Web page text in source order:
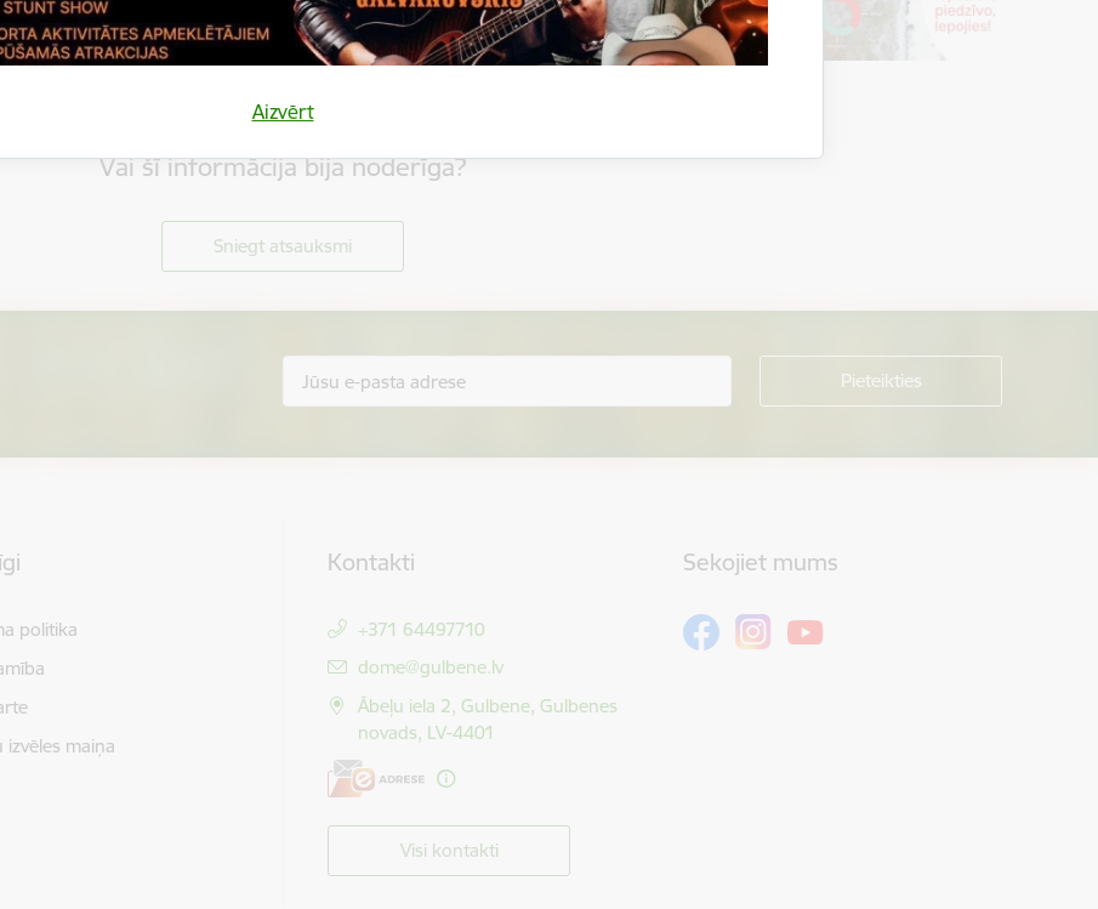
Aizvērt
Vai šī informācija bija noderīga?
Sniegt atsauksmi
politika
izvēles maiņa
Kontakti
+371 64497710
E-pasts:
dome@gulbene.lv
Ābeļu iela 2, Gulbene, Gulbenes
novads, LV-4401
Visi kontakti
Sekojiet mums